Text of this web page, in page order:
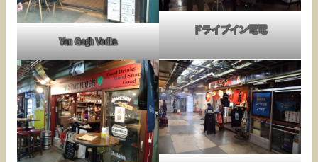
Van Gogh Vodka
ドライブイン電電